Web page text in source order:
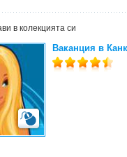
в колекцията си
Ваканция в